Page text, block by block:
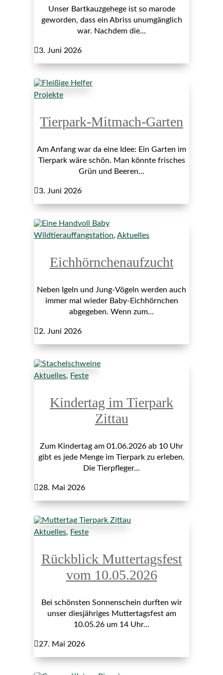
Unser Bartkauzgehege ist so marode
geworden, dass ein Abriss unumgänglich
war. Nachdem die...
3. Juni 2026
Projekte
Tierpark-Mitmach-Garten
Am Anfang war da eine Idee: Ein Garten im
Tierpark wäre schön. Man könnte frisches
Grün und Beeren...
3. Juni 2026
Wildtierauffangstation, Aktuelles
Eichhörnchenaufzucht
Neben Igeln und Jung-Vögeln werden auch
immer mal wieder Baby-Eichhörnchen
abgegeben. Wenn zum...
2. Juni 2026
Aktuelles, Feste
Kindertag im Tierpark
Zittau
Zum Kindertag am 01.06.2026 ab 10 Uhr
gibt es jede Menge im Tierpark zu erleben.
Die Tierpfleger...
28. Mai 2026
Aktuelles, Feste
Rückblick Muttertagsfest
vom 10.05.2026
Bei schönsten Sonnenschein durften wir
unser diesjähriges Muttertagsfest am
10.05.26 um 14 Uhr...
27. Mai 2026